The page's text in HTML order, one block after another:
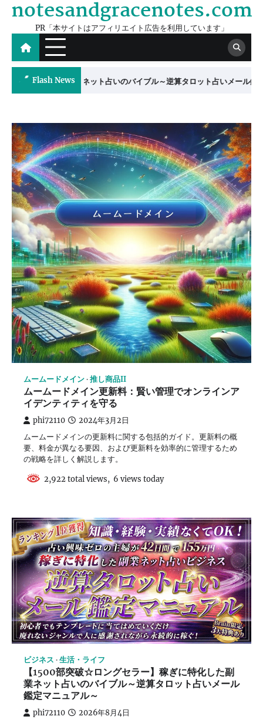
Skip
content
notesandgracenotes.com
PR「本サイトはアフィリエイト広告を利用しています」
Flash News
～逆算タロット占いメール鑑定マニュアル～ 【爆速で0→1突
ムームードメイン 推し商品II
ムームードメイン更新料：賢い管理でオンラインア
イデンティティを守る
phi72110 2024年3月2日
ムームードメインの更新料に関する包括的ガイド。更新料の概
要、料金が異なる要因、および更新料を効率的に管理するため
の戦略を詳しく解説します。
2,922 total views, 6 views today
ビジネス 生活・ライフ
【1500部突破☆ロングセラー】稼ぎに特化した副
業ネット占いのバイブル～逆算タロット占いメール
鑑定マニュアル～
phi72110 2026年8月4日